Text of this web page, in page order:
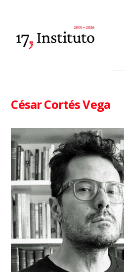
César Cortés Vega